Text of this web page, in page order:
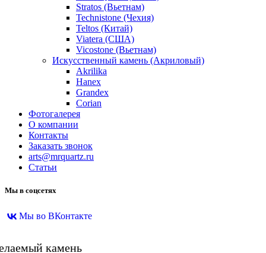
Stratos (Вьетнам)
Technistone (Чехия)
Teltos (Китай)
Viatera (США)
Vicostone (Вьетнам)
Искусственный камень (Акриловый)
Akrilika
Hanex
Grandex
Corian
Фотогалерея
О компании
Контакты
Заказать звонок
arts@mrquartz.ru
Статьи
Мы в соцсетях
Мы во ВКонтакте
камень